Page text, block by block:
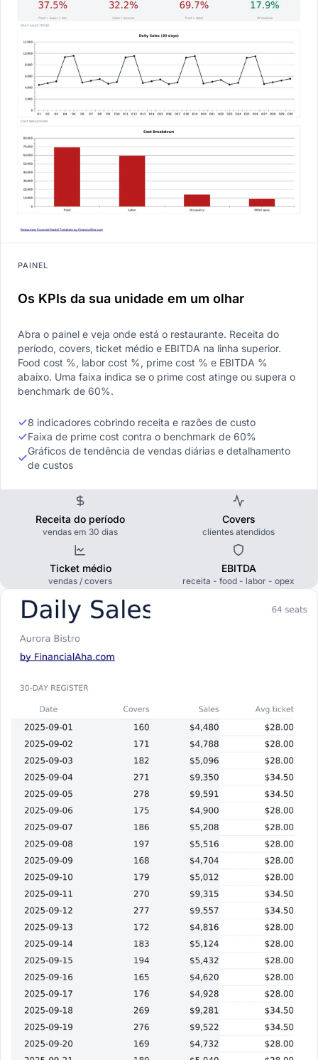
PAINEL
Os KPIs da sua unidade em um olhar
Abra o painel e veja onde está o restaurante. Receita do
período, covers, ticket médio e EBITDA na linha superior.
Food cost %, labor cost %, prime cost % e EBITDA %
abaixo. Uma faixa indica se o prime cost atinge ou supera o
benchmark de 60%.
8 indicadores cobrindo receita e razões de custo
Faixa de prime cost contra o benchmark de 60%
Gráficos de tendência de vendas diárias e detalhamento
de custos
Receita do período
vendas em 30 dias
Covers
clientes atendidos
Ticket médio
vendas / covers
EBITDA
receita - food - labor - opex